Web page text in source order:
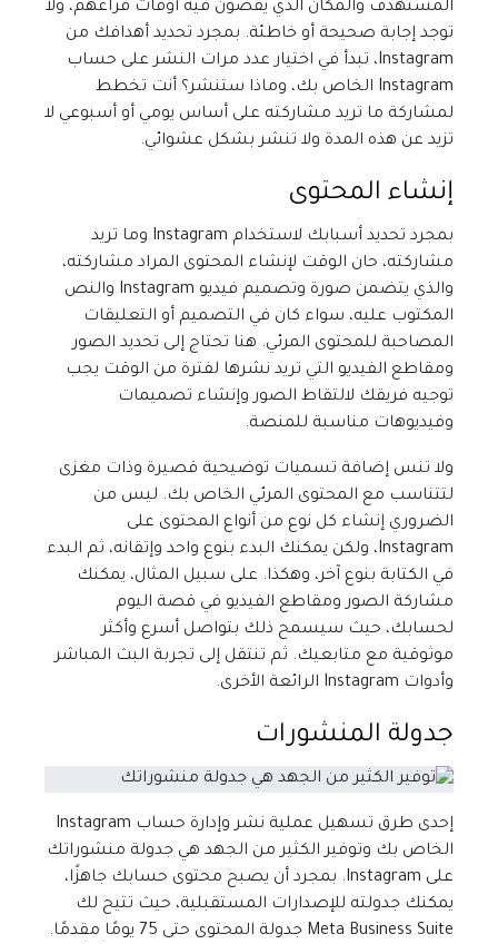
المستهدف والمكان الذي يقضون فيه أوقات فراغهم، ولا
توجد إجابة صحيحة أو خاطئة. بمجرد تحديد أهدافك من
Instagram، تبدأ في اختيار عدد مرات النشر على حساب
Instagram الخاص بك، وماذا ستنشر؟ أنت تخطط
لمشاركة ما تريد مشاركته على أساس يومي أو أسبوعي لا
تزيد عن هذه المدة ولا تنشر بشكل عشوائي.
إنشاء المحتوى
بمجرد تحديد أسبابك لاستخدام Instagram وما تريد
مشاركته، حان الوقت لإنشاء المحتوى المراد مشاركته،
والذي يتضمن صورة وتصميم فيديو Instagram والنص
المكتوب عليه، سواء كان في التصميم أو التعليقات
المصاحبة للمحتوى المرئي. هنا تحتاج إلى تحديد الصور
ومقاطع الفيديو التي تريد نشرها لفترة من الوقت يجب
توجيه فريقك لالتقاط الصور وإنشاء تصميمات
وفيديوهات مناسبة للمنصة.
ولا تنس إضافة تسميات توضيحية قصيرة وذات مغزى
لتتناسب مع المحتوى المرئي الخاص بك. ليس من
الضروري إنشاء كل نوع من أنواع المحتوى على
Instagram، ولكن يمكنك البدء بنوع واحد وإتقانه، ثم البدء
في الكتابة بنوع آخر، وهكذا. على سبيل المثال، يمكنك
مشاركة الصور ومقاطع الفيديو في قصة اليوم
لحسابك، حيث سيسمح ذلك بتواصل أسرع وأكثر
موثوقية مع متابعيك. ثم تنتقل إلى تجربة البث المباشر
وأدوات Instagram الرائعة الأخرى.
جدولة المنشورات
إحدى طرق تسهيل عملية نشر وإدارة حساب Instagram
الخاص بك وتوفير الكثير من الجهد هي جدولة منشوراتك
على Instagram. بمجرد أن يصبح محتوى حسابك جاهزًا،
يمكنك جدولته للإصدارات المستقبلية، حيث تتيح لك
Meta Business Suite جدولة المحتوى حتى 75 يومًا مقدمًا.